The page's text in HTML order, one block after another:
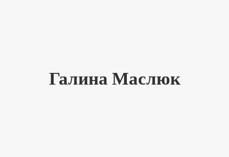
ПРО НАСГалина Маслюк